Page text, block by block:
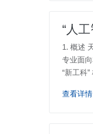
“人
1. 概述
专业面
“新工科”
查看详情